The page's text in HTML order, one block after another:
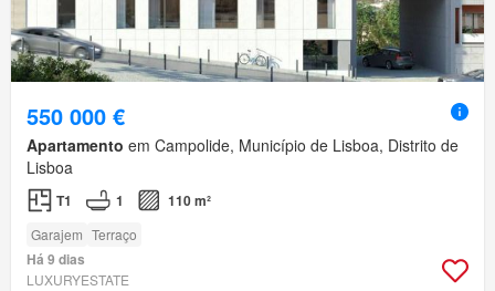
550 000 €
Apartamento em Campolide, Município de Lisboa, Distrito de
Lisboa
T1 1 110 m²
Garajem Terraço
Há 9 dias
LUXURYESTATE